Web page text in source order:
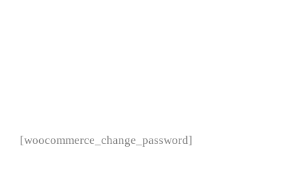
[woocommerce_change_password]